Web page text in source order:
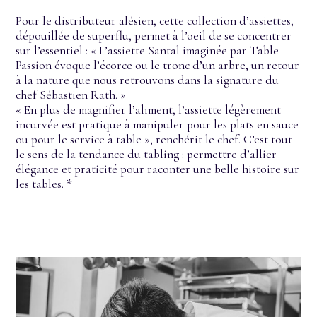
Pour le distributeur alésien, cette collection d’assiettes,
dépouillée de superflu, permet à l’oeil de se concentrer
sur l’essentiel : « L’assiette Santal imaginée par Table
Passion évoque l’écorce ou le tronc d’un arbre, un retour
à la nature que nous retrouvons dans la signature du
chef Sébastien Rath. »
« En plus de magnifier l’aliment, l’assiette légèrement
incurvée est pratique à manipuler pour les plats en sauce
ou pour le service à table », renchérit le chef. C’est tout
le sens de la tendance du tabling : permettre d’allier
élégance et praticité pour raconter une belle histoire sur
les tables. *